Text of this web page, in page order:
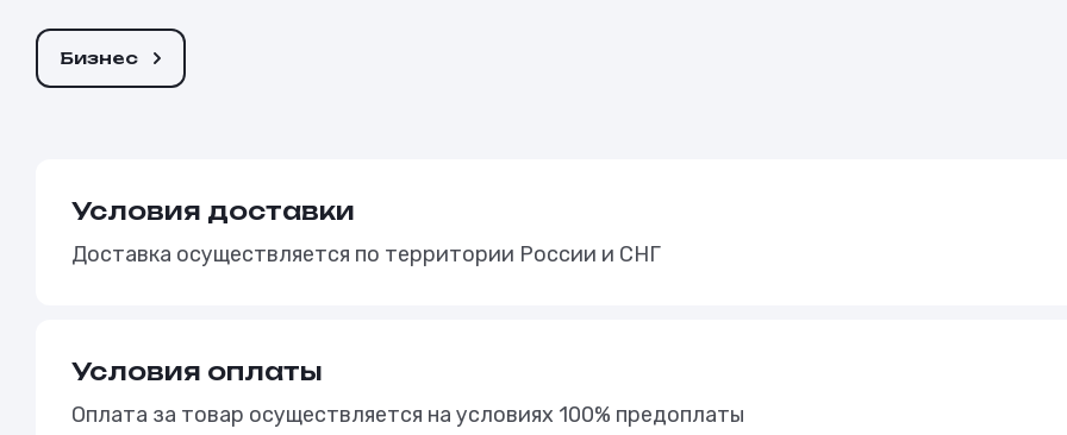
Бизнес
Условия доставки
Доставка осуществляется по территории России и СНГ
Условия оплаты
Оплата за товар осуществляется на условиях 100% предоплаты